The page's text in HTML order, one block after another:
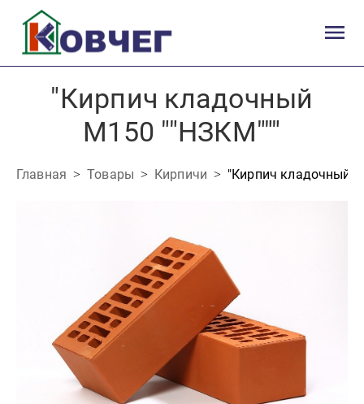
"Кирпич кладочный
М150 ""НЗКМ"""
Главная Товары Кирпичи "Кирпич кладочный